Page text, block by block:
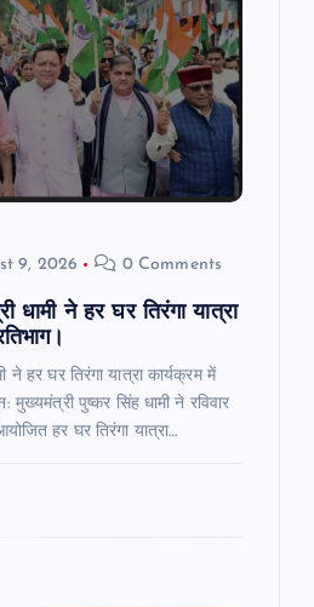
9, 2026 0 Comments
धामी ने हर घर तिरंगा यात्रा
ने हर घर तिरंगा यात्रा कार्यक्रम में
मुख्यमंत्री पुष्कर सिंह धामी ने रविवार
हर घर तिरंगा यात्रा…